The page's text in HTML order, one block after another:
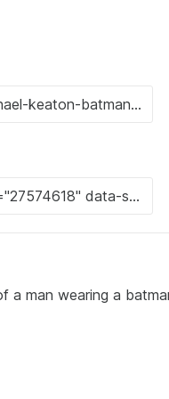
a man wearing a